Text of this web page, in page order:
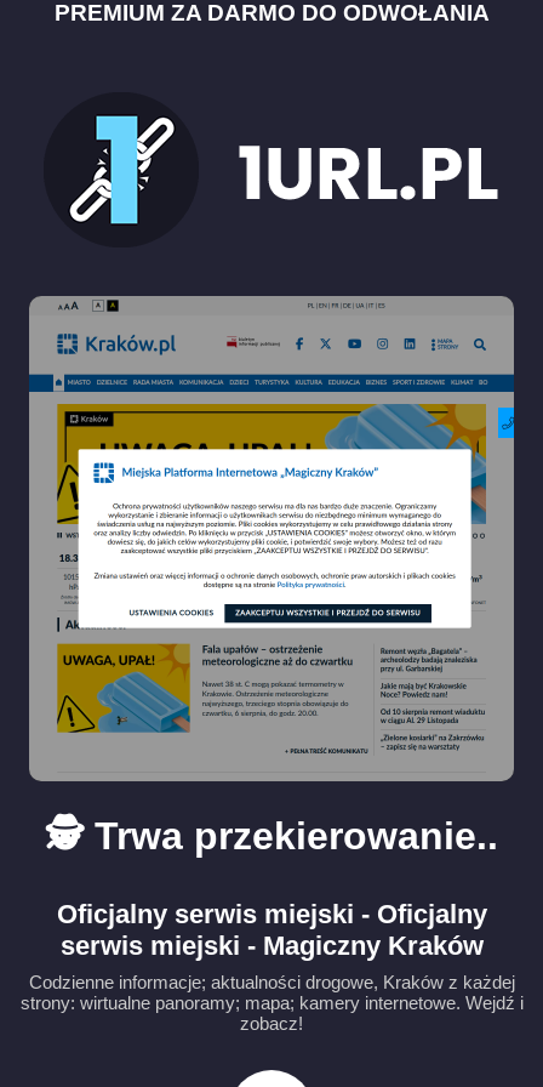
PREMIUM ZA DARMO DO ODWOŁANIA
🕵️ Trwa przekierowanie..
Oficjalny serwis miejski - Oficjalny
serwis miejski - Magiczny Kraków
Codzienne informacje; aktualności drogowe, Kraków z każdej
strony: wirtualne panoramy; mapa; kamery internetowe. Wejdź i
zobacz!